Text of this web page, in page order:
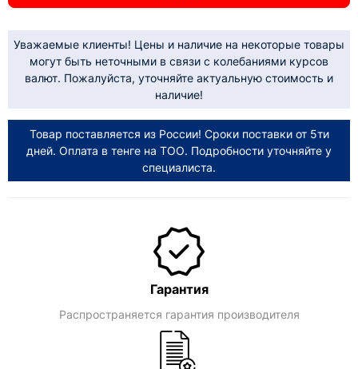
Уважаемые клиенты! Цены и наличие на некоторые товары
могут быть неточными в связи с колебаниями курсов
валют. Пожалуйста, уточняйте актуальную стоимость и
наличие!
Товар поставляется из России! Сроки поставки от 5ти
дней. Оплата в тенге на ТОО. Подробности уточняйте у
специалиста.
Гарантия
Распространяется гарантия производителя